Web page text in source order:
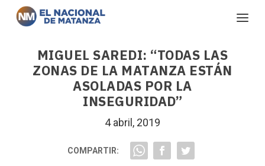
MIGUEL SAREDI: “TODAS LAS
ZONAS DE LA MATANZA ESTÁN
ASOLADAS POR LA
INSEGURIDAD”
4 abril, 2019
COMPARTIR: